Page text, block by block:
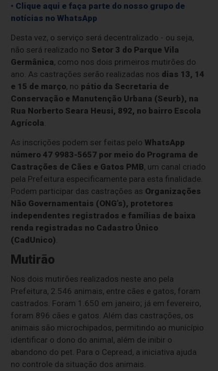
• Clique aqui e faça parte do nosso grupo de
notícias no WhatsApp
Desta vez, o serviço será decentralizado - ou seja,
não será realizado no Setor 3 do Parque Vila
Germânica, como nos dois primeiros mutirões do
ano. As castrações serão realizadas nos dias 13, 14
e 15 de março, no pátio da Secretaria de
Conservação e Manutenção Urbana (Seurb), na
Rua Norberto Seara Heusi, 892, no bairro Escola
Agrícola
As inscrições podem ser feitas peloWhatsApp
número 47 9983-5657 por meio do Programa de
Castrações de Cães e Gatos PMB, um canal criado
pela Prefeitura especificamente para esta finalidade.
Podem participar das castrações as Organizações
Não Governamentais (ONG’s), protetores
independentes registrados e famílias de baixa
renda registradas no Cadastro Único
(CadUnico)
Mutirão
Nos dois mutirões realizados neste ano pela
Prefeitura, 2.546 animais, entre cães e gatos, foram
castrados. Foram 1.650 em janeiro; já em fevereiro,
foram 896 cães e gatos. Além das castrações, os
animais são microchipados, permitindo ao município
identificar o dono do animal, além de inibir o
abandono do pet. Para o Cepread, a iniciativa ajuda
no controle da situação dos animais.